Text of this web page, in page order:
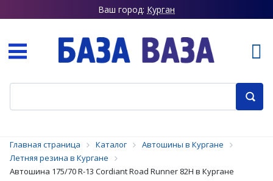
Ваш город: Курган
Главная страница Каталог
Автошины в Кургане
Летняя резина в Кургане
Автошина 175/70 R-13 Cordiant Road Runner 82H в Кургане